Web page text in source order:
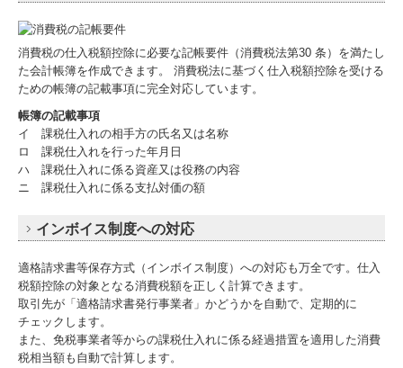
消費税の仕入税額控除に必要な記帳要件（消費税法第30 条）を満たし
た会計帳簿を作成できます。 消費税法に基づく仕入税額控除を受ける
ための帳簿の記載事項に完全対応しています。
帳簿の記載事項
イ 課税仕入れの相手方の氏名又は名称
ロ 課税仕入れを行った年月日
ハ 課税仕入れに係る資産又は役務の内容
ニ 課税仕入れに係る支払対価の額
インボイス制度への対応
適格請求書等保存方式（インボイス制度）への対応も万全です。仕入
税額控除の対象となる消費税額を正しく計算できます。
取引先が「適格請求書発行事業者」かどうかを自動で、定期的に
チェックします。
また、免税事業者等からの課税仕入れに係る経過措置を適用した消費
税相当額も自動で計算します。